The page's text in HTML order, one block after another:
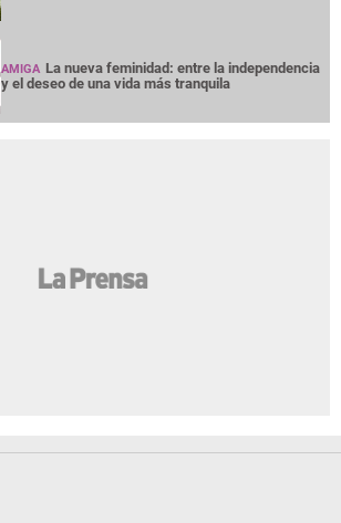
AMIGA La nueva feminidad: entre la independencia
y el deseo de una vida más tranquila